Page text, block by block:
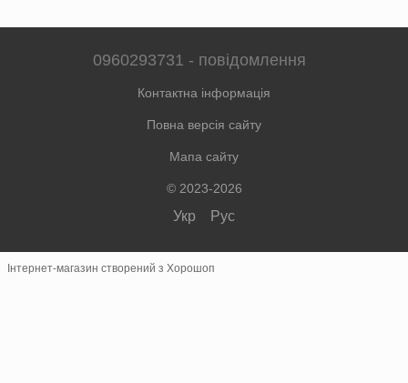
0960293731 - повідомлення
Контактна інформація
Повна версія сайту
Мапа сайту
© 2023-2026
Укр Рус
Інтернет-магазин створений з Хорошоп